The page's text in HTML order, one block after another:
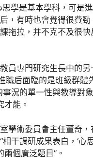
學是基本學科，可是
，有時也會覺得很費
拖拉，并不克不及很
員專門研究生長中的
職后面臨的是班級群體
況的單一性與教導對
才能。
學術委員會主任董奇
干調研成果表白，‘心
兩個廣泛題目”。